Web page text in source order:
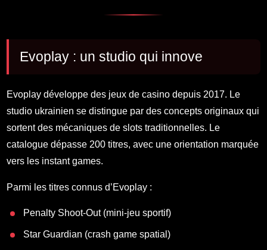
Evoplay : un studio qui innove
Evoplay développe des jeux de casino depuis 2017. Le
studio ukrainien se distingue par des concepts originaux qui
sortent des mécaniques de slots traditionnelles. Le
catalogue dépasse 200 titres, avec une orientation marquée
vers les instant games.
Parmi les titres connus d’Evoplay :
Penalty Shoot-Out (mini-jeu sportif)
Star Guardian (crash game spatial)